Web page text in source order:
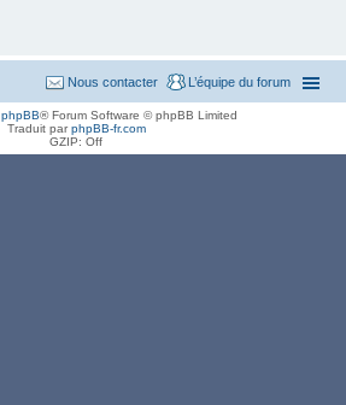
L’équipe du forum
Nous contacter
phpBB® Forum Software © phpBB Limited
Traduit parphpBB-fr.com
GZIP: Off